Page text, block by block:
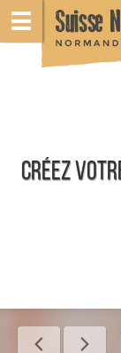
CRÉEZ
Calendar -